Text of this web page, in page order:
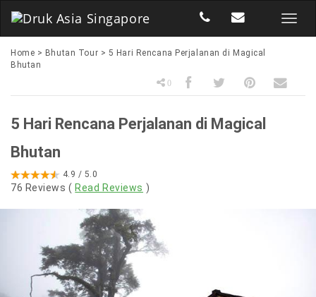
Home > Bhutan Tour > 5 Hari Rencana Perjalanan di Magical
Bhutan
0
5 Hari Rencana Perjalanan di Magical
Bhutan
4.9 / 5.0
76 Reviews ( Read Reviews )